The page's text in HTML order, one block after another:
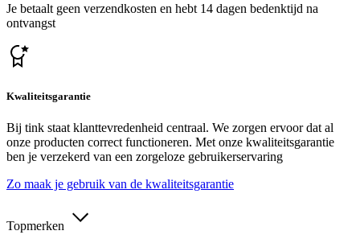
Je betaalt geen verzendkosten en hebt 14 dagen bedenktijd na
ontvangst
Kwaliteitsgarantie
Bij tink staat klanttevredenheid centraal. We zorgen ervoor dat al
onze producten correct functioneren. Met onze kwaliteitsgarantie
ben je verzekerd van een zorgeloze gebruikerservaring
Zo maak je gebruik van de kwaliteitsgarantie
Topmerken